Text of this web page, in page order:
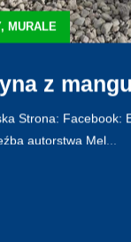
MURALE
z
Strona: Facebook:
autorstwa Mel...